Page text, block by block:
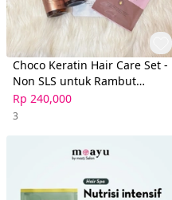
Choco Keratin Hair Care Set -
Non SLS untuk Rambut
Rusak Akibat Hair Styling
Rp 240,000
3